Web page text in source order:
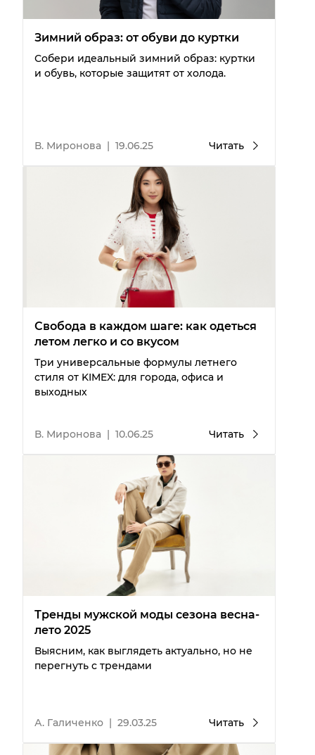
Зимний образ: от обуви до куртки
Собери идеальный зимний образ: куртки
и обувь, которые защитят от холода.
В. Миронова | 19.06.25 Читать
Свобода в каждом шаге: как одеться
летом легко и со вкусом
Три универсальные формулы летнего
стиля от KIMEX: для города, офиса и
выходных
В. Миронова | 10.06.25 Читать
Тренды мужской моды сезона весна-
лето 2025
Выясним, как выглядеть актуально, но не
перегнуть с трендами
А. Галиченко | 29.03.25 Читать